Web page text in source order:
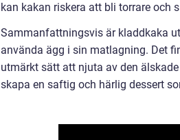
kan kakan riskera att bli torrare och
Sammanfattningsvis är kladdkaka
använda ägg i sin matlagning. Det
utmärkt sätt att njuta av den
skapa en saftig och härlig dessert